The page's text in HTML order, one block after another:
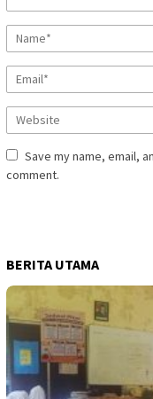
Save my name, email,
comment.
BERITA UTAMA